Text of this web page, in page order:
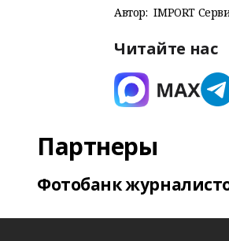
Автор: IMPORT
Читайте нас
Партнеры
Фотобанк